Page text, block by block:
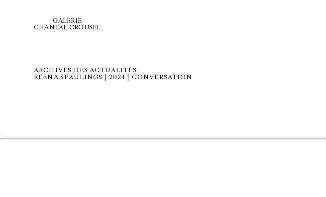
GALERIE
CHANTAL CROUSEL
ARCHIVES DES ACTUALITÉS
REENA SPAULINGS | 2024 | CONVERSATION